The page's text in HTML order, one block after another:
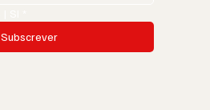
Subscrever